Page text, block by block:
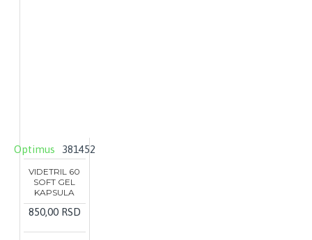
Optimus 381452
VIDETRIL 60
SOFT GEL
KAPSULA
850,00 RSD